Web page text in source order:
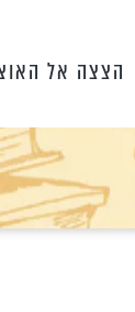
הצצה אל